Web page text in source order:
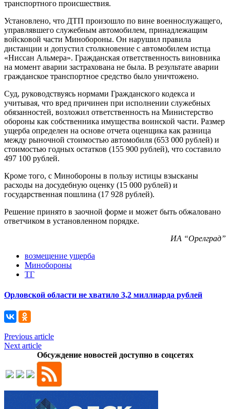
транспортного происшествия.
Установлено, что ДТП произошло по вине военнослужащего,
управлявшего служебным автомобилем, принадлежащим
войсковой части Минобороны. Он нарушил правила
дистанции и допустил столкновение с автомобилем истца
«Ниссан Альмера». Гражданская ответственность виновника
на момент аварии застрахована не была. В результате аварии
гражданское транспортное средство было уничтожено.
Суд, руководствуясь нормами Гражданского кодекса и
учитывая, что вред причинен при исполнении служебных
обязанностей, возложил ответственность на Министерство
обороны как собственника имущества воинской части. Размер
ущерба определен на основе отчета оценщика как разница
между рыночной стоимостью автомобиля (653 000 рублей) и
стоимостью годных остатков (155 900 рублей), что составило
497 100 рублей.
Кроме того, с Минобороны в пользу истицы взысканы
расходы на досудебную оценку (15 000 рублей) и
государственная пошлина (17 928 рублей).
Решение принято в заочной форме и может быть обжаловано
ответчиком в установленном порядке.
ИА “Орелград”
возмещение ущерба
Минобороны
ТГ
Орловской области не хватило 3,2 миллиарда рублей
Previous article
Next article
Обсуждение новостей доступно в соцсетях